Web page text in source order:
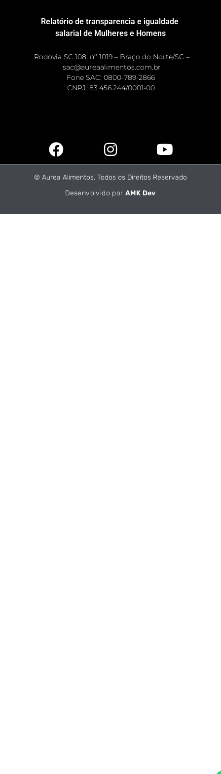
Rodovia SC 108, nº 1019 – Braço do Norte/SC –
sac@aureaalimentos.com.br
Fone SAC: 0800-789-2866
CNPJ: 83.456.244/0001-00 ​
Relatório de transparencia e igualdade
salarial de Mulheres e Homens
© Aurea Alimentos. Todos os Direitos Reservado
Desenvolvido por AMK Dev